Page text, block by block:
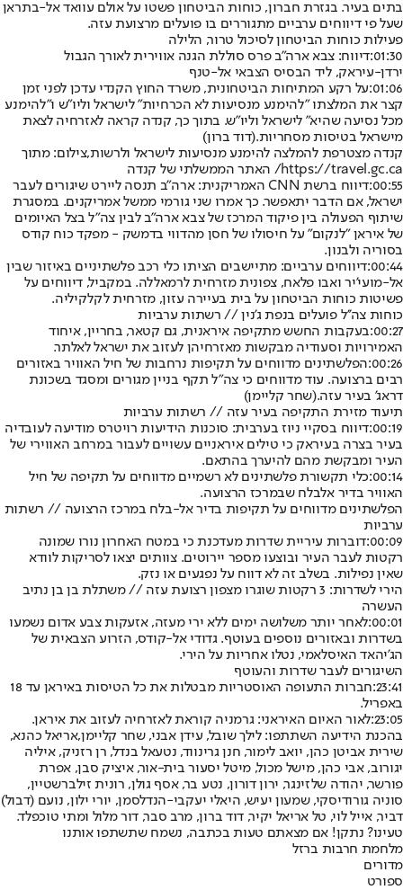
בתים בעיר. בגזרת חברון, כוחות הביטחון פשטו על אולם עוואד אל-בתראן
שעל פי דיווחים ערביים מתגוררים בו פועלים מרצועת עזה.
פעילות כוחות הביטחון לסיכול טרור, הלילה
01:30: דיווח: צבא ארה"ב פרס סוללת הגנה אווירית לאורך הגבול
ירדן-עיראק, ליד הבסיס הצבאי אל-טנף
01:06: על רקע המתיחות הביטחונית, משרד החוץ הקנדי עדכן לפני זמן
קצר את המלצתו "להימנע מנסיעות לא הכרחיות" לישראל וליו"ש ו"להימנע
מכל נסיעה שהיא" לישראל וליו"ש. בתוך כך, קנדה קראה לאזרחיה לצאת
מישראל בטיסות מסחריות.(דוד ברון)
קנדה מצטרפת להמלצה להימנע מנסיעות לישראל ולרשות,צילום: מתוך
https://travel.gc.ca/ האתר הממשלתי של קנדה
00:55:
דיווח ברשת CNN האמריקנית: ארה"ב תנסה ליירט שיגורים לעבר
ישראל, אם הדבר יתאפשר. כך אמרו שני גורמי ממשל אמריקנים. במסגרת
שיתוף הפעולה בין פיקוד המרכז של צבא ארה"ב לבין צה"ל בצל האיומים
של איראן "לנקום" על חיסולו של חסן מהדווי בדמשק - מפקד כוח קודס
בסוריה ולבנון.
00:44: דיווחים ערביים: מתיישבים הציתו כלי רכב פלשתיניים באיזור שבין
אל-מועי'יר ואבו פלאח, צפונית מזרחית לרמאללה. במקביל, דיווחים על
פשיטות כוחות הביטחון על בית בעיירה עזון, מזרחית לקלקיליה.
כוחות צה''ל פועלים בנפת ג'נין // רשתות ערביות
00:27: בעקבות החשש מתקיפה איראנית, גם קטאר, בחריין, איחוד
האמירויות וסעודיה מבקשות מאזרחיהן לעזוב את ישראל לאלתר.
00:26: הפלשתינים מדווחים על תקיפות נרחבות של חיל האוויר באזורים
רבים ברצועה. עוד מדווחים כי צה"ל תקף בניין מגורים ומסגד בשכונת
דראג' בעיר עזה.(שחר קליימן)
תיעוד מזירת התקיפה בעיר עזה // רשתות ערביות
00:19: דיווח בסקיי ניוז בערבית: סוכנות הידיעות רויטרס מודיעה לעובדיה
בעיר בצרה בעיראק כי טילים איראניים עשויים לעבור במרחב האווירי של
העיר ומבקשת מהם להיערך בהתאם.
00:14: כלי תקשורת פלשתינים לא רשמיים מדווחים על תקיפה של חיל
האוויר בדיר אלבלח שבמרכז הרצועה.
הפלשתינים מדווחים על תקיפות בדיר אל-בלח במרכז הרצועה // רשתות
ערביות
00:09: דוברות עיריית שדרות מעדכנת כי במטח האחרון נורו שמונה
רקטות לעבר העיר ובוצעו מספר יירוטים. צוותים יצאו לסריקות לוודא
שאין נפילות. בשלב זה לא דווח על נפגעים או נזק.
הירי לשדרות: 3 רקטות שוגרו מצפון רצועת עזה // משתלת בן בן נתיב
העשרה
00:01: לאחר יותר משלושה ימים ללא ירי מעזה, אזעקות צבע אדום נשמעו
בשדרות ובאזורים נוספים בעוטף. גדודי אל-קודס, הזרוע הצבאית של
הג'יהאד האיסלאמי, נטלו אחריות על הירי.
השיגורים לעבר שדרות והעוטף
23:41:
חברות התעופה האוסטריות מבטלות את כל הטיסות באיראן עד 18
באפריל.
23:05: לאור האיום האיראני: גרמניה קוראת לאזרחיה לעזוב את איראן.
בהכנת הידיעה השתתפו: לילך שובל, עידן אבני, שחר קליימן,אריאל כהנא,
שירית אביטן כהן, יואב לימור, חנן גרינווד, נטעאל בנדל, רן רזניק, איליה
יגורוב, אבי כהן, מישל מכול, מיטל יסעור בית-אור, איציק סבן, אפרת
פורשר, יהודה שלזינגר, ירון דורון, נטע בר, אסף גולן, רונית זילברשטיין,
סוניה גורודיסקי, שמעון יעיש, היאלי יעקבי-הנדלסמן, יורי ילון, נועם (דבול)
דביר, אייל לוי, טל אריאל יקיר, דוד ברון, מרב סבר, דור מלול ומתי טוכפלד.
טעינו? נתקן! אם מצאתם טעות בכתבה, נשמח שתשתפו אותנו
מלחמת חרבות ברזל
מדורים
ספורט